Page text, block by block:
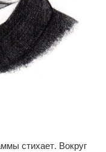
стихает. Вокруг